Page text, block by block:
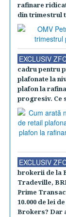
rafinare
din trimestrul
EXCLUSIV
cadru pentru
plafonate la
plafon la
progresiv. Ce
EXCLUSIV
brokerii de la
Tradeville,
Prime
10.000 de lei
Brokers? Dar